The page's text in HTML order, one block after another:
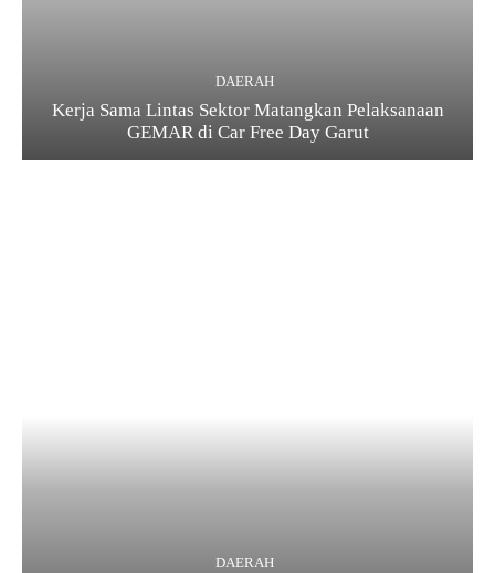
DAERAH
Kerja Sama Lintas Sektor Matangkan Pelaksanaan
GEMAR di Car Free Day Garut
DAERAH